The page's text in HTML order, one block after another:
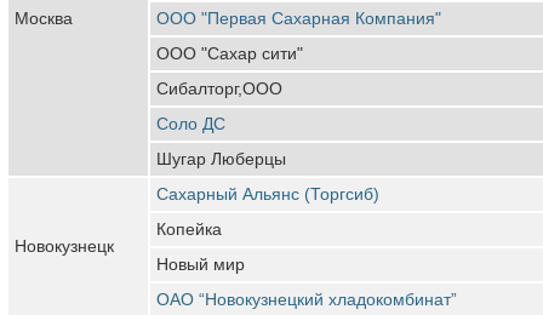
Москва
ООО "Первая Сахарная Компания"
ООО "Сахар сити"
Сибалторг,ООО
Соло ДС
Шугар Люберцы
Новокузнецк
Сахарный Альянс (Торгсиб)
Копейка
Новый мир
ОАО “Новокузнецкий хладокомбинат”